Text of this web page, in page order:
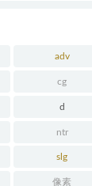
adv
cg
d
ntr
slg
像素